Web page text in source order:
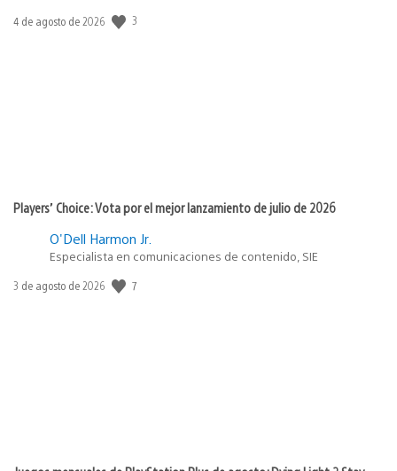
Fecha
4 de agosto de 2026 3
Players’ Choice: Vota por el mejor lanzamiento de julio de 2026
O'Dell Harmon Jr.
Especialista en comunicaciones de contenido, SIE
Fecha
3 de agosto de 2026 7